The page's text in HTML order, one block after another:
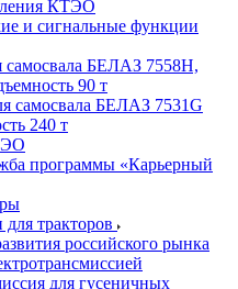
КТЭО
и сигнальные функции
БЕЛАЗ 7558H,
90 т
самосвала БЕЛАЗ 7531G
240 т
программы «Карьерный
тракторов
российского рынка
для гусеничных